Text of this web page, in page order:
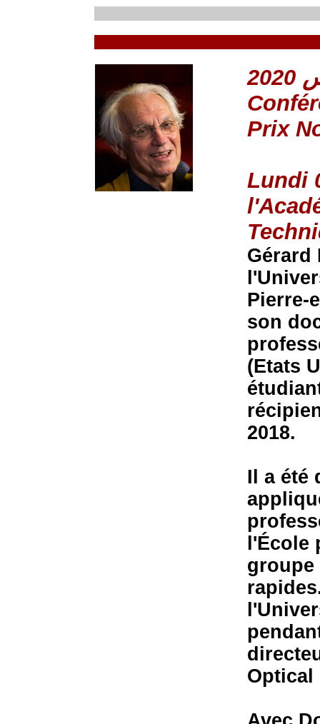
Prix
Lundi
Gérard
Pierre-
son
(Etats
2018.
Il a été
groupe
Optical